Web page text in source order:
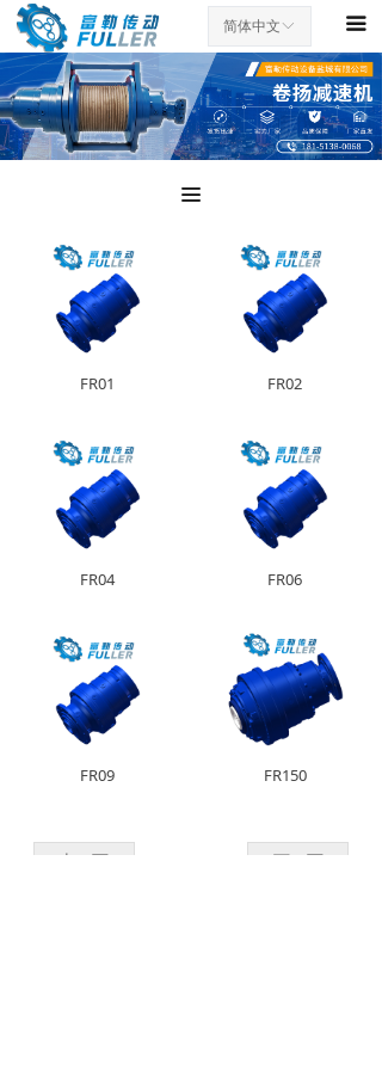
끀
首页
公司简介
产品中心
服务支持
新闻资讯
联系我们
ꀅ
简体中文
끀
FR01 FR02
FR04 FR06
FR09 FR150
上一页 下一页